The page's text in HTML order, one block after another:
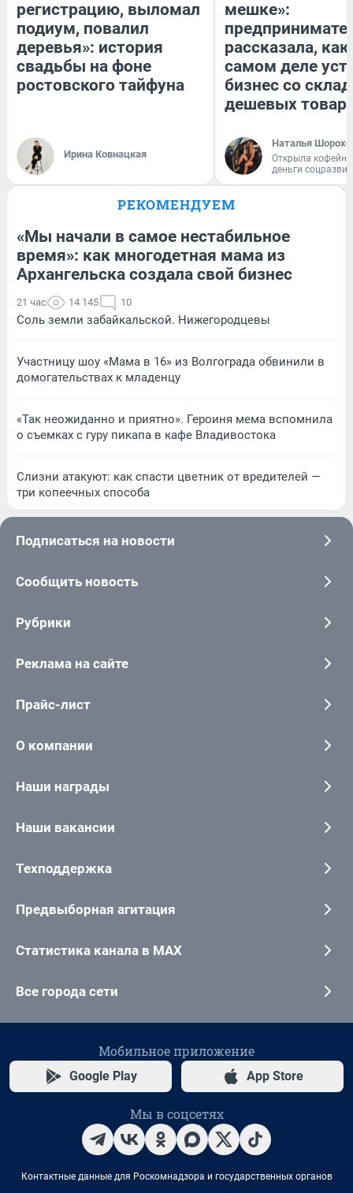
регистрацию, выломал
подиум, повалил
деревья»: история
свадьбы на фоне
ростовского тайфуна
Ирина Ковнацкая
мешке»:
рассказала, как
самом деле
бизнес со
дешевых
Наталья
Открыла
деньги
РЕКОМЕНДУЕМ
«Мы начали в самое нестабильное
время»: как многодетная мама из
Архангельска создала свой бизнес
21 час 14 145 10
Соль земли забайкальской. Нижегородцевы
Участницу шоу «Мама в 16» из Волгограда обвинили в
домогательствах к младенцу
«Так неожиданно и приятно». Героиня мема вспомнила
о съемках с гуру пикапа в кафе Владивостока
Слизни атакуют: как спасти цветник от вредителей —
три копеечных способа
Подписаться на новости
Сообщить новость
Рубрики
Реклама на сайте
Прайс-лист
О компании
Наши награды
Наши вакансии
Техподдержка
Предвыборная агитация
Статистика канала в MAX
Все города сети
Мобильное приложение
Google Play App Store
Мы в соцсетях
Контактные данные для Роскомнадзора и государственных органов